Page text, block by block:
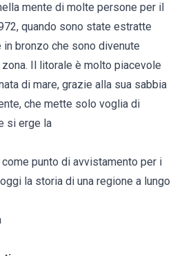
mente di molte persone per il
quando sono state estratte
bronzo che sono divenute
Il litorale è molto piacevole
di mare, grazie alla sua sabbia
che mette solo voglia di
si erge la
punto di avvistamento per i
la storia di una regione a lungo